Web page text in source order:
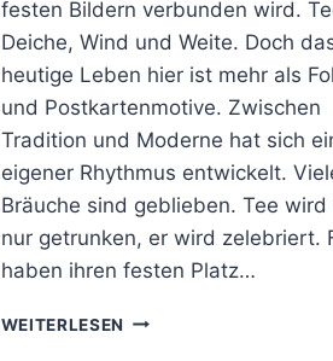
festen Bildern verbunden wird.
Deiche, Wind und Weite. Doch
heutige Leben hier ist mehr als
und Postkartenmotive. Zwischen
Tradition und Moderne hat sich
eigener Rhythmus entwickelt.
Bräuche sind geblieben. Tee wird
nur getrunken, er wird zelebriert.
haben ihren festen Platz…
WEITERLESEN OSTFRIESLAND